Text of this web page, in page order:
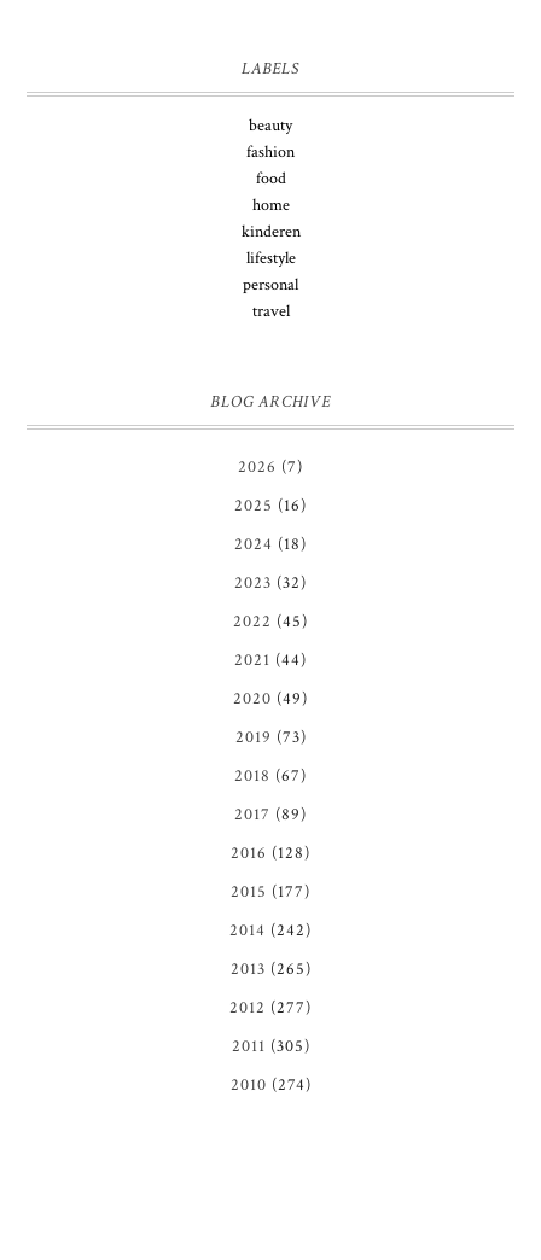
LABELS
beauty
fashion
food
home
kinderen
lifestyle
personal
travel
BLOG ARCHIVE
2026 (7)
2025 (16)
2024 (18)
2023 (32)
2022 (45)
2021 (44)
2020 (49)
2019 (73)
2018 (67)
2017 (89)
2016 (128)
2015 (177)
2014 (242)
2013 (265)
2012 (277)
2011 (305)
2010 (274)